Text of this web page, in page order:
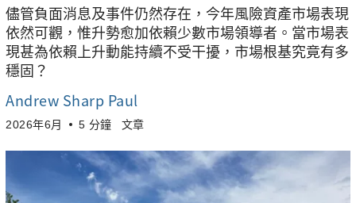
儘管負面消息及事件仍然存在，今年風險資產市場表現
依然可觀，惟升勢愈加依賴少數市場領導者。當市場表
現甚為依賴上升動能持續不受干擾，市場根基究竟有多
穩固？
Andrew Sharp Paul
2026年6月 5 分鐘 文章